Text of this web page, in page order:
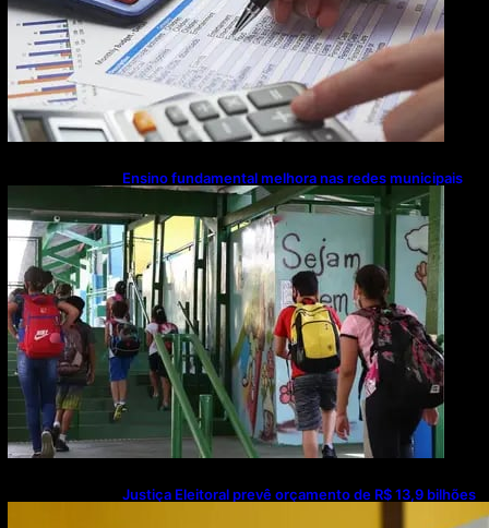
Ensino fundamental melhora nas redes municipais
Justiça Eleitoral prevê orçamento de R$ 13,9 bilhões